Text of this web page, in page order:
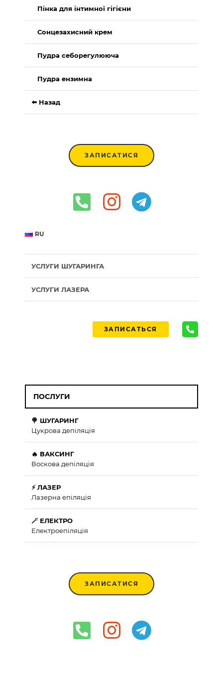
Пінка для інтимної гігієни
Сонцезахисний крем
Пудра себорегулююча
Пудра ензимна
⬅️ Назад
ЗАПИСАТИСЯ
RU
УСЛУГИ ШУГАРИНГА
УСЛУГИ ЛАЗЕРА
ЗАПИСАТЬСЯ
ПОСЛУГИ
🍭 ШУГАРИНГ
Цукрова депіляція
🔥 ВАКСИНГ
Воскова депіляція
⚡ ЛАЗЕР
Лазерна епіляція
🪄 ЕЛЕКТРО
Електроепіляція
ЗАПИСАТИСЯ